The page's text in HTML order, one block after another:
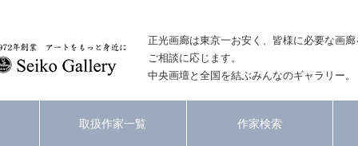
正光画廊は東京一お安く、皆様に必要な画
ご相談に応じます。
中央画壇と全国を結ぶみんなのギャラリー。
取扱作家一覧 作家検索